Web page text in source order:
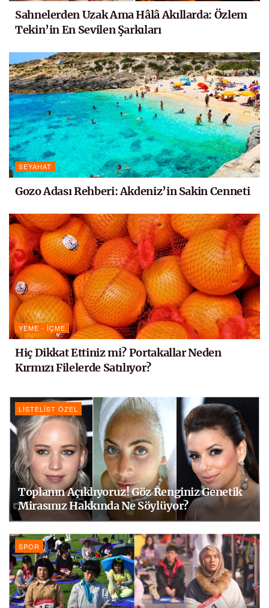
Sahnelerden Uzak Ama Hâlâ Akıllarda: Özlem
Tekin’in En Sevilen Şarkıları
SEYAHAT
Gozo Adası Rehberi: Akdeniz’in Sakin Cenneti
YEME - İÇME
Hiç Dikkat Ettiniz mi? Portakallar Neden
Kırmızı Filelerde Satılıyor?
LISTELIST ÖZEL
Toplanın Açıklıyoruz! Göz Renginiz Genetik
Mirasınız Hakkında Ne Söylüyor?
SPOR